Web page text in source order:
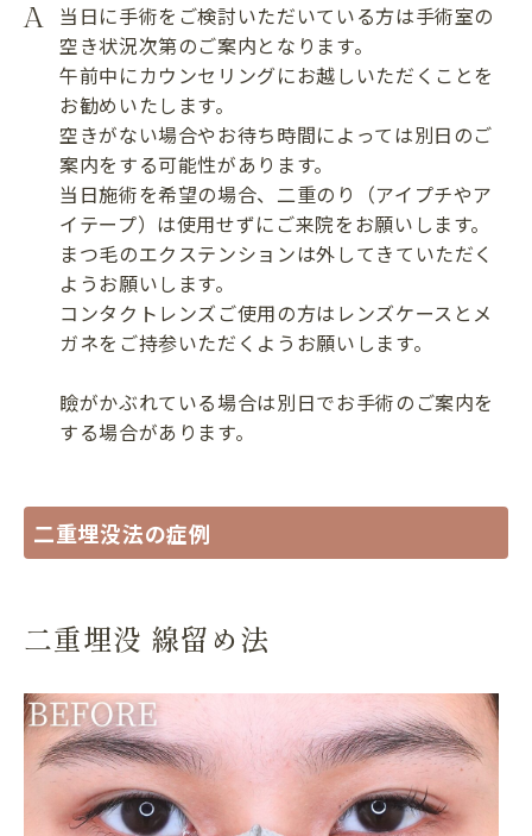
当日に手術をご検討いただいている方は手術室の
空き状況次第のご案内となります。
午前中にカウンセリングにお越しいただくことを
お勧めいたします。
空きがない場合やお待ち時間によっては別日のご
案内をする可能性があります。
当日施術を希望の場合、二重のり（アイプチやア
イテープ）は使用せずにご来院をお願いします。
まつ毛のエクステンションは外してきていただく
ようお願いします。
コンタクトレンズご使用の方はレンズケースとメ
ガネをご持参いただくようお願いします。
瞼がかぶれている場合は別日でお手術のご案内を
する場合があります。
二重埋没法の症例
二重埋没 線留め法